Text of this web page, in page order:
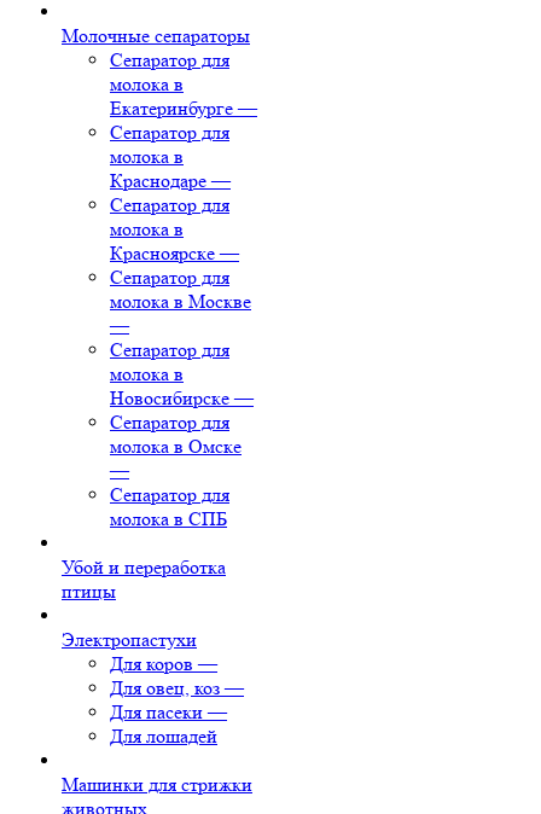
Молочные сепараторы
Сепаратор для
молока в
Екатеринбурге —
Сепаратор для
молока в
Краснодаре —
Сепаратор для
молока в
Красноярске —
Сепаратор для
молока в Москве
—
Сепаратор для
молока в
Новосибирске —
Сепаратор для
молока в Омске
—
Сепаратор для
молока в СПБ
Убой и переработка
птицы
Электропастухи
Для коров —
Для овец, коз —
Для пасеки —
Для лошадей
Машинки для стрижки
животных